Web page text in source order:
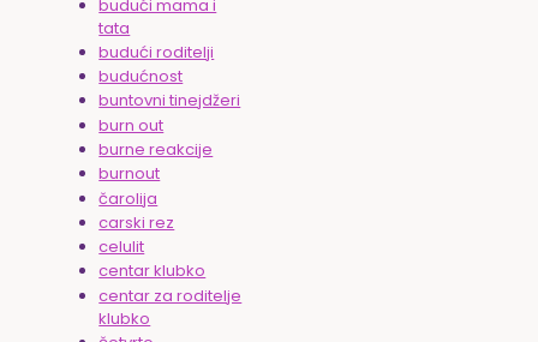
budući mama i
tata
budući roditelji
budućnost
buntovni tinejdžeri
burn out
burne reakcije
burnout
čarolija
carski rez
celulit
centar klubko
centar za roditelje
klubko